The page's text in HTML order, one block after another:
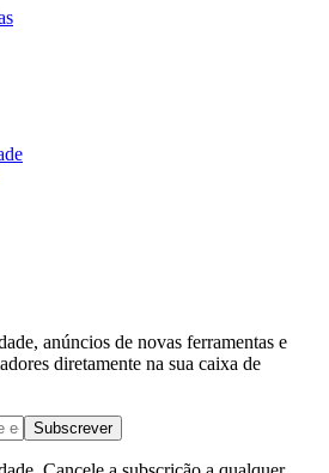
anúncios de novas ferramentas e
diretamente na sua caixa de
Subscrever